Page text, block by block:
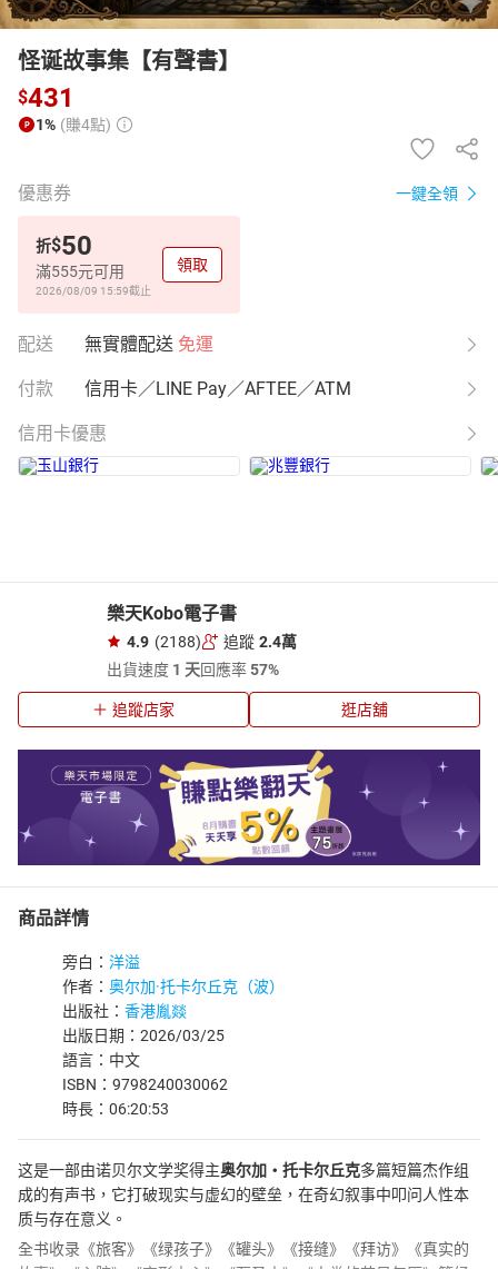
怪诞故事集【有聲書】
$431
1% (賺4點)
優惠券 一鍵全領
折$50
滿555元可用
2026/08/09 15:59截止
領取
配送 無實體配送 免運
付款 信用卡／LINE Pay／AFTEE／ATM
信用卡優惠
樂天Kobo電子書
4.9 (2188) 追蹤 2.4萬
出貨速度 1 天回應率57%
追蹤店家 逛店舖
商品詳情
旁白： 洋溢
作者： 奥尔加·托卡尔丘克（波）
出版社： 香港胤燚
出版日期：2026/03/25
語言：中文
ISBN：9798240030062
時長：06:20:53
这是一部由诺贝尔文学奖得主奥尔加・托卡尔丘克多篇短篇杰作组
成的有声书，它打破现实与虚幻的壁垒，在奇幻叙事中叩问人性本
质与存在意义。
全书收录《旅客》《绿孩子》《罐头》《接缝》《拜访》《真实的